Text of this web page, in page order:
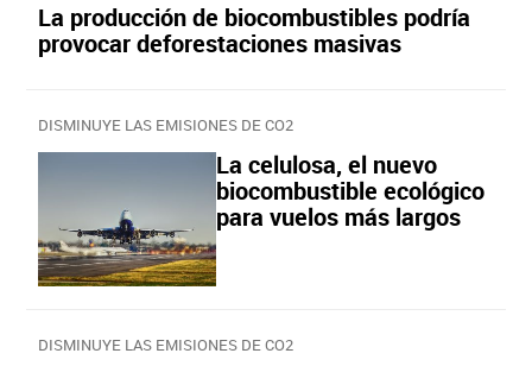
La producción de biocombustibles podría
provocar deforestaciones masivas
DISMINUYE LAS EMISIONES DE CO2
La celulosa, el nuevo
biocombustible ecológico
para vuelos más largos
DISMINUYE LAS EMISIONES DE CO2